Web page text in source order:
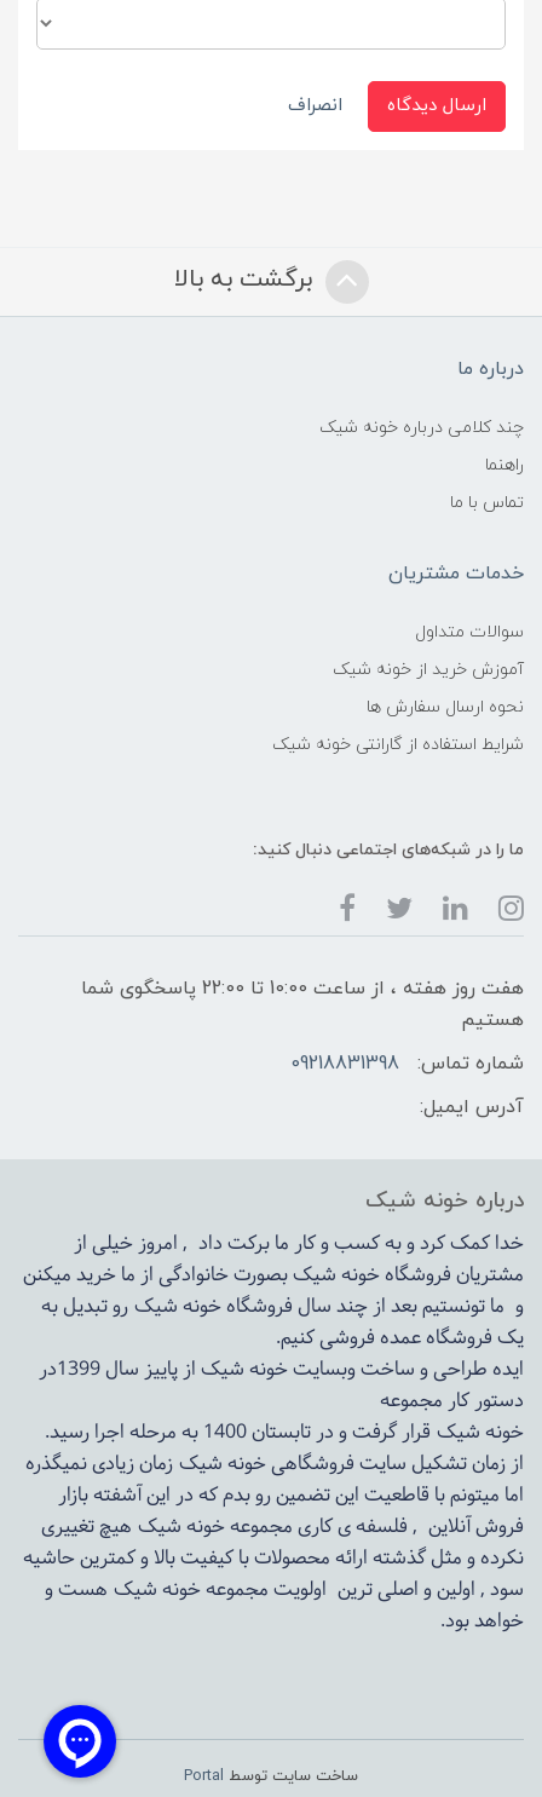
ارسال دیدگاه انصراف
برگشت به بالا
درباره ما
چند کلامی درباره خونه شیک
راهنما
تماس با ما
خدمات مشتریان
سوالات متداول
آموزش خرید از خونه شیک
نحوه ارسال سفارش ها
شرایط استفاده از گارانتی خونه شیک
ما را در شبکه‌های اجتماعی دنبال کنید:
هفت روز هفته ، از ساعت 10:00 تا 22:00 پاسخگوی شما
هستیم
شماره تماس:
09218831398
آدرس ایمیل:
درباره خونه شیک
خدا کمک کرد و به کسب و کار ما برکت داد , امروز خیلی از
مشتریان فروشگاه خونه شیک بصورت خانوادگی از ما خرید میکنن
و ما تونستیم بعد از چند سال فروشگاهخونه شیکرو تبدیل به
یک فروشگاه عمده فروشی کنیم.
ایده طراحی و ساخت وبسایت خونه شیک از پاییز سال 1399در
دستور کار مجموعه
خونه شیک قرار گرفت و در تابستان 1400 به مرحله اجرا رسید.
از زمان تشکیل سایت فروشگاهیخونه شیکزمان زیادی نمیگذره
اما میتونم با قاطعیت این تضمین رو بدم که در این آشفته بازار
فروش آنلاین , فلسفه ی کاری مجموعهخونه شیک هیچ تغییری
نکرده و مثل گذشته ارائه محصولات با کیفیت بالا و کمترین حاشیه
سود , اولین و اصلی ترین اولویت مجموعهخونه شیک هست و
خواهد بود.
ساخت سایت توسط Portal